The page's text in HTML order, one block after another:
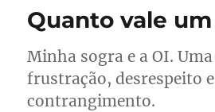
Quanto vale
Minha sogra e a OI.
frustração, desrespeito e
contrangimento.